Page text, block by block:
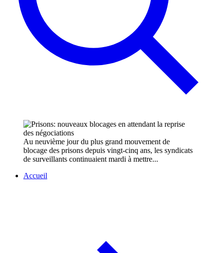
Au neuvième jour du plus grand mouvement de
blocage des prisons depuis vingt-cinq ans, les syndicats
de surveillants continuaient mardi à mettre...
Accueil